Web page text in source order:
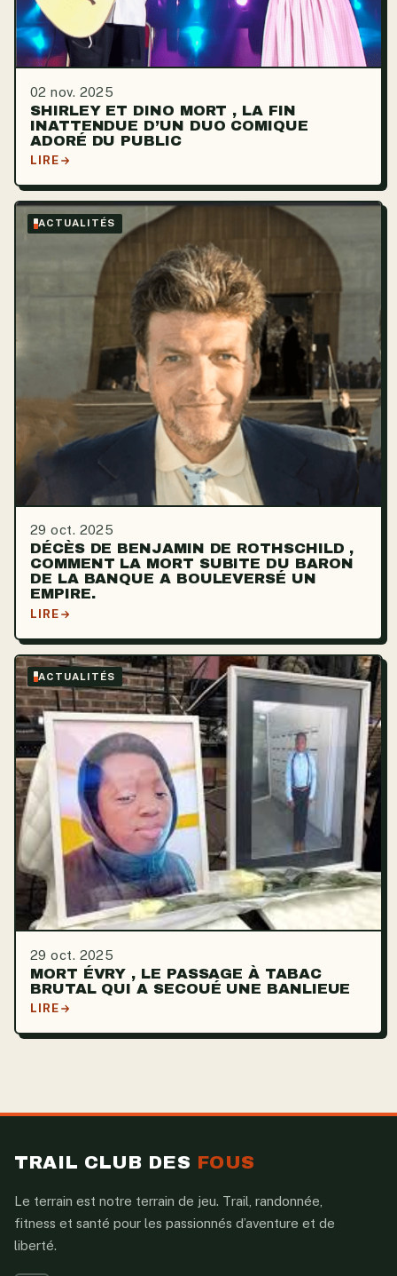
02 nov. 2025
SHIRLEY ET DINO MORT , LA FIN
INATTENDUE D’UN DUO COMIQUE
ADORÉ DU PUBLIC
LIRE
ACTUALITÉS
29 oct. 2025
DÉCÈS DE BENJAMIN DE ROTHSCHILD ,
COMMENT LA MORT SUBITE DU BARON
DE LA BANQUE A BOULEVERSÉ UN
EMPIRE.
LIRE
ACTUALITÉS
29 oct. 2025
MORT ÉVRY , LE PASSAGE À TABAC
BRUTAL QUI A SECOUÉ UNE BANLIEUE
LIRE
TRAIL CLUB DES FOUS
Le terrain est notre terrain de jeu. Trail, randonnée,
fitness et santé pour les passionnés d’aventure et de
liberté.